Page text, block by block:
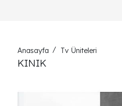
Anasayfa Tv Üniteleri
KINIK